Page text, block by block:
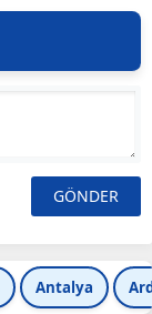
Antalya